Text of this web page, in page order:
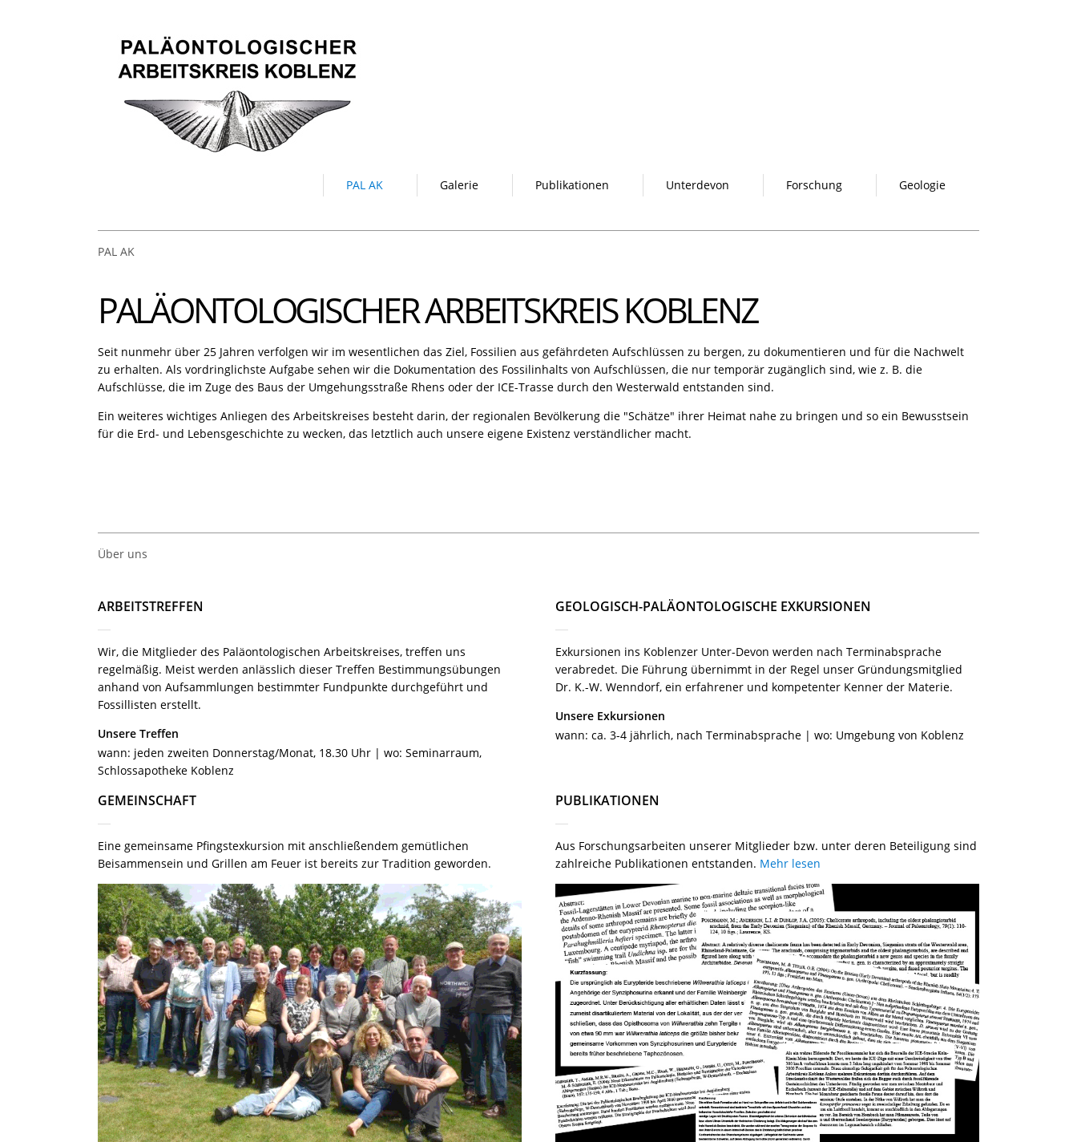
PAL AK Galerie Publikationen Unterdevon Forschung Geologie
PAL AK
PALÄONTOLOGISCHER ARBEITSKREIS KOBLENZ
Seit nunmehr über 25 Jahren verfolgen wir im wesentlichen das Ziel, Fossilien aus gefährdeten Aufschlüssen zu bergen, zu dokumentieren und für die Nachwelt
zu erhalten. Als vordringlichste Aufgabe sehen wir die Dokumentation des Fossilinhalts von Aufschlüssen, die nur temporär zugänglich sind, wie z. B. die
Aufschlüsse, die im Zuge des Baus der Umgehungsstraße Rhens oder der ICE-Trasse durch den Westerwald entstanden sind.
Ein weiteres wichtiges Anliegen des Arbeitskreises besteht darin, der regionalen Bevölkerung die "Schätze" ihrer Heimat nahe zu bringen und so ein Bewusstsein
für die Erd- und Lebensgeschichte zu wecken, das letztlich auch unsere eigene Existenz verständlicher macht.
Über uns
ARBEITSTREFFEN
Wir, die Mitglieder des Paläontologischen Arbeitskreises, treffen uns
regelmäßig. Meist werden anlässlich dieser Treffen Bestimmungsübungen
anhand von Aufsammlungen bestimmter Fundpunkte durchgeführt und
Fossillisten erstellt.
Unsere Treffen
wann: jeden zweiten Donnerstag/Monat, 18.30 Uhr | wo: Seminarraum,
Schlossapotheke Koblenz
GEOLOGISCH-PALÄONTOLOGISCHE EXKURSIONEN
Exkursionen ins Koblenzer Unter-Devon werden nach Terminabsprache
verabredet. Die Führung übernimmt in der Regel unser Gründungsmitglied
Dr. K.-W. Wenndorf, ein erfahrener und kompetenter Kenner der Materie.
Unsere Exkursionen
wann: ca. 3-4 jährlich, nach Terminabsprache | wo: Umgebung von Koblenz
GEMEINSCHAFT
Eine gemeinsame Pfingstexkursion mit anschließendem gemütlichen
Beisammensein und Grillen am Feuer ist bereits zur Tradition geworden.
PUBLIKATIONEN
Aus Forschungsarbeiten unserer Mitglieder bzw. unter deren Beteiligung sind
zahlreiche Publikationen entstanden. Mehr lesen